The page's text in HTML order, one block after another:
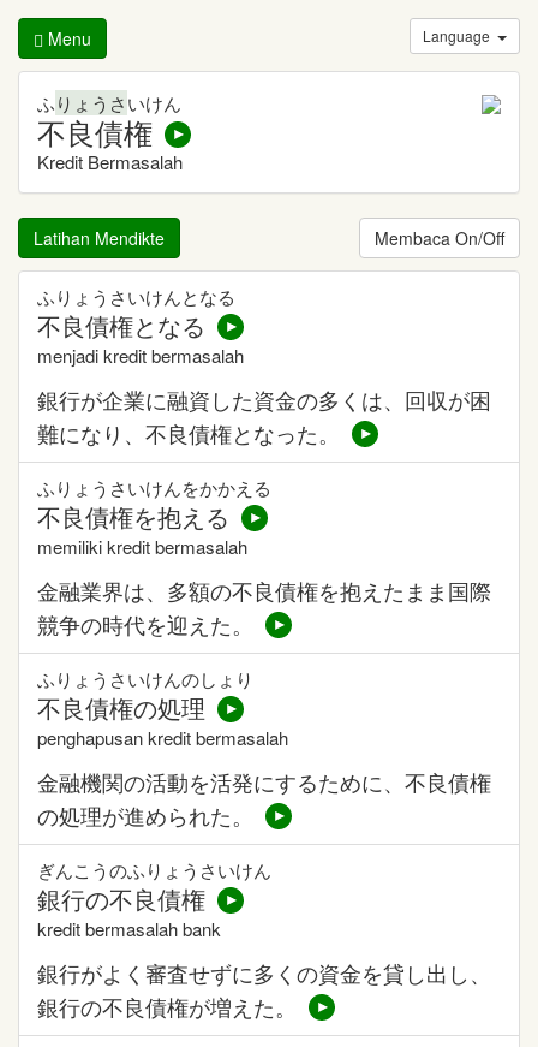
Menu Language
ふりょうさいけん
不良債権
Kredit Bermasalah
Membaca On/Off
Latihan Mendikte
ふりょうさいけんとなる
不良債権となる
menjadi kredit bermasalah
銀行が企業に融資した資金の多くは、回収が困
難になり、不良債権となった。
ふりょうさいけんをかかえる
不良債権を抱える
memiliki kredit bermasalah
金融業界は、多額の不良債権を抱えたまま国際
競争の時代を迎えた。
ふりょうさいけんのしょり
不良債権の処理
penghapusan kredit bermasalah
金融機関の活動を活発にするために、不良債権
の処理が進められた。
ぎんこうのふりょうさいけん
銀行の不良債権
kredit bermasalah bank
銀行がよく審査せずに多くの資金を貸し出し、
銀行の不良債権が増えた。